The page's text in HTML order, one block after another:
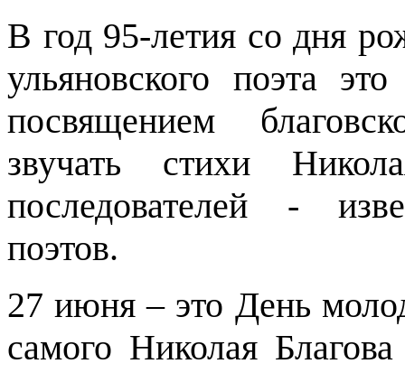
В год 95-летия со дня
ульяновского поэта
посвящением
звучать стихи
последователей -
поэтов.
27 июня – это День
самого Николая